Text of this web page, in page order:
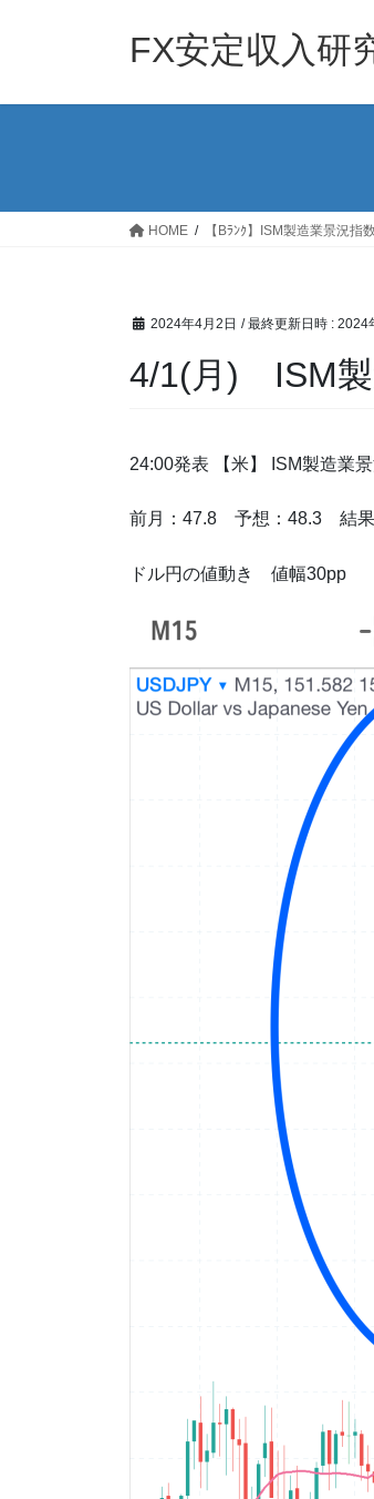
FX安定収入研
HOME 【Bﾗﾝｸ】ISM製造業景況指数
2024年4月2日 / 最終更新日時 : 2024
4/1(月) ISM製
24:00発表 【米】 ISM製造業
前月：47.8 予想：48.3 結
ドル円の値動き 値幅30pp